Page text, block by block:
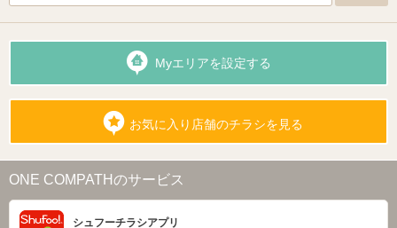
Myエリアを設定する
お気に入り店舗のチラシを見る
ONE COMPATHのサービス
シュフーチラシアプリ